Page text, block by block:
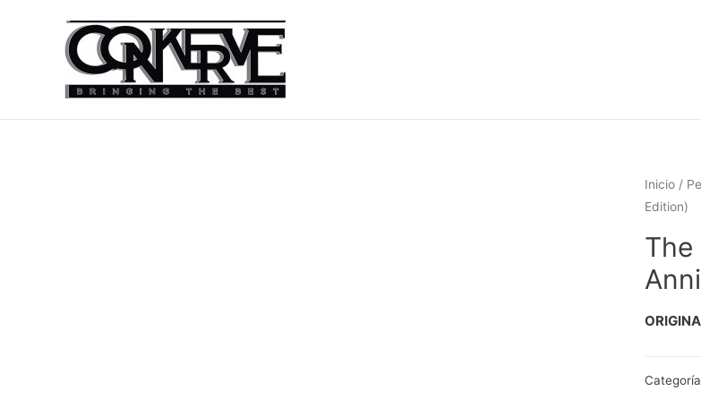
Inicio /
Edition)
The